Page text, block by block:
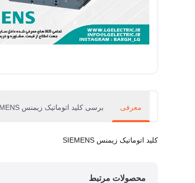
معرفی برسی کلید اتوماتیک زیمنس SIEMENS
کلید اتوماتیک زیمنس SIEMENS
محصولات مرتبط